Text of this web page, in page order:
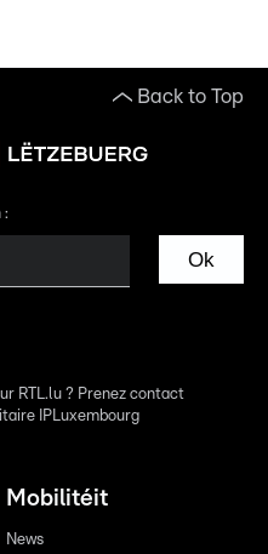
Back to Top
:
Ok
RTL.lu ? Prenez contact
IPLuxembourg
Mobilitéit
News